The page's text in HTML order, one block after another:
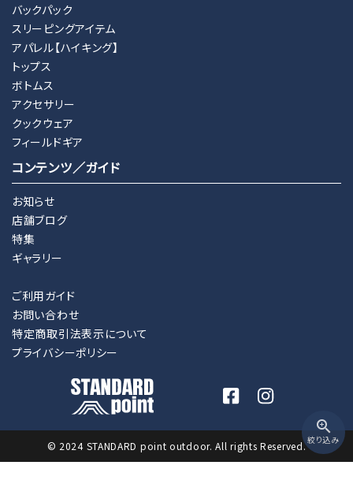
zoom_in
絞り込み
バックパック
スリーピングアイテム
アパレル【ハイキング】
トップス
ボトムス
アクセサリー
クックウェア
フィールドギア
コンテンツ／ガイド
お知らせ
店舗ブログ
特集
ギャラリー
ご利用ガイド
お問い合わせ
特定商取引法表示について
プライバシーポリシー
© 2024 STANDARD point outdoor. All rights Reserved.